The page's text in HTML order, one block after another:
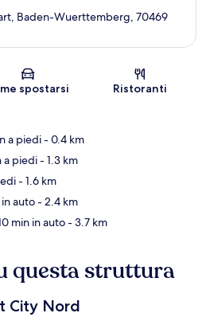
Mappa
Baden-Wuerttemberg, 70469
spostarsi Ristoranti
a piedi- 0.4 km
a piedi- 1.3 km
- 1.6 km
auto- 2.4 km
min in auto- 3.7 km
questa struttura
City Nord